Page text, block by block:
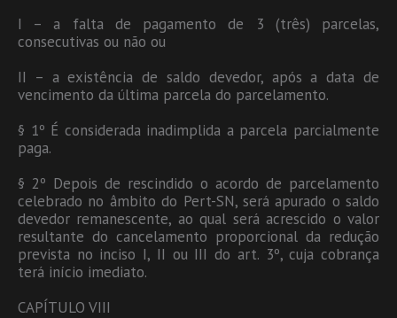
I – a falta de pagamento de 3 (três) parcelas,
consecutivas ou não ou
II – a existência de saldo devedor, após a data de
vencimento da última parcela do parcelamento.
§ 1º É considerada inadimplida a parcela parcialmente
paga.
§ 2º Depois de rescindido o acordo de parcelamento
celebrado no âmbito do Pert-SN, será apurado o saldo
devedor remanescente, ao qual será acrescido o valor
resultante do cancelamento proporcional da redução
prevista no inciso I, II ou III do art. 3º, cuja cobrança
terá início imediato.
CAPÍTULO VIII